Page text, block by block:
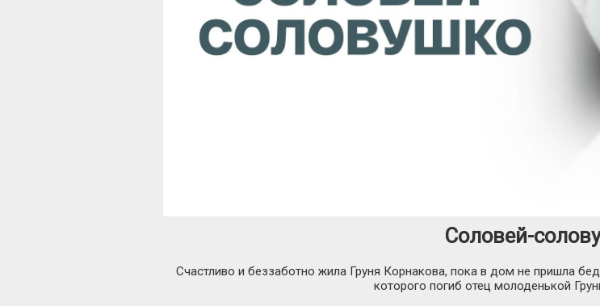
Соловей-
Счастливо и беззаботно жила Груня Корнакова, пока в дом не пришла
которого погиб отец молоденькой